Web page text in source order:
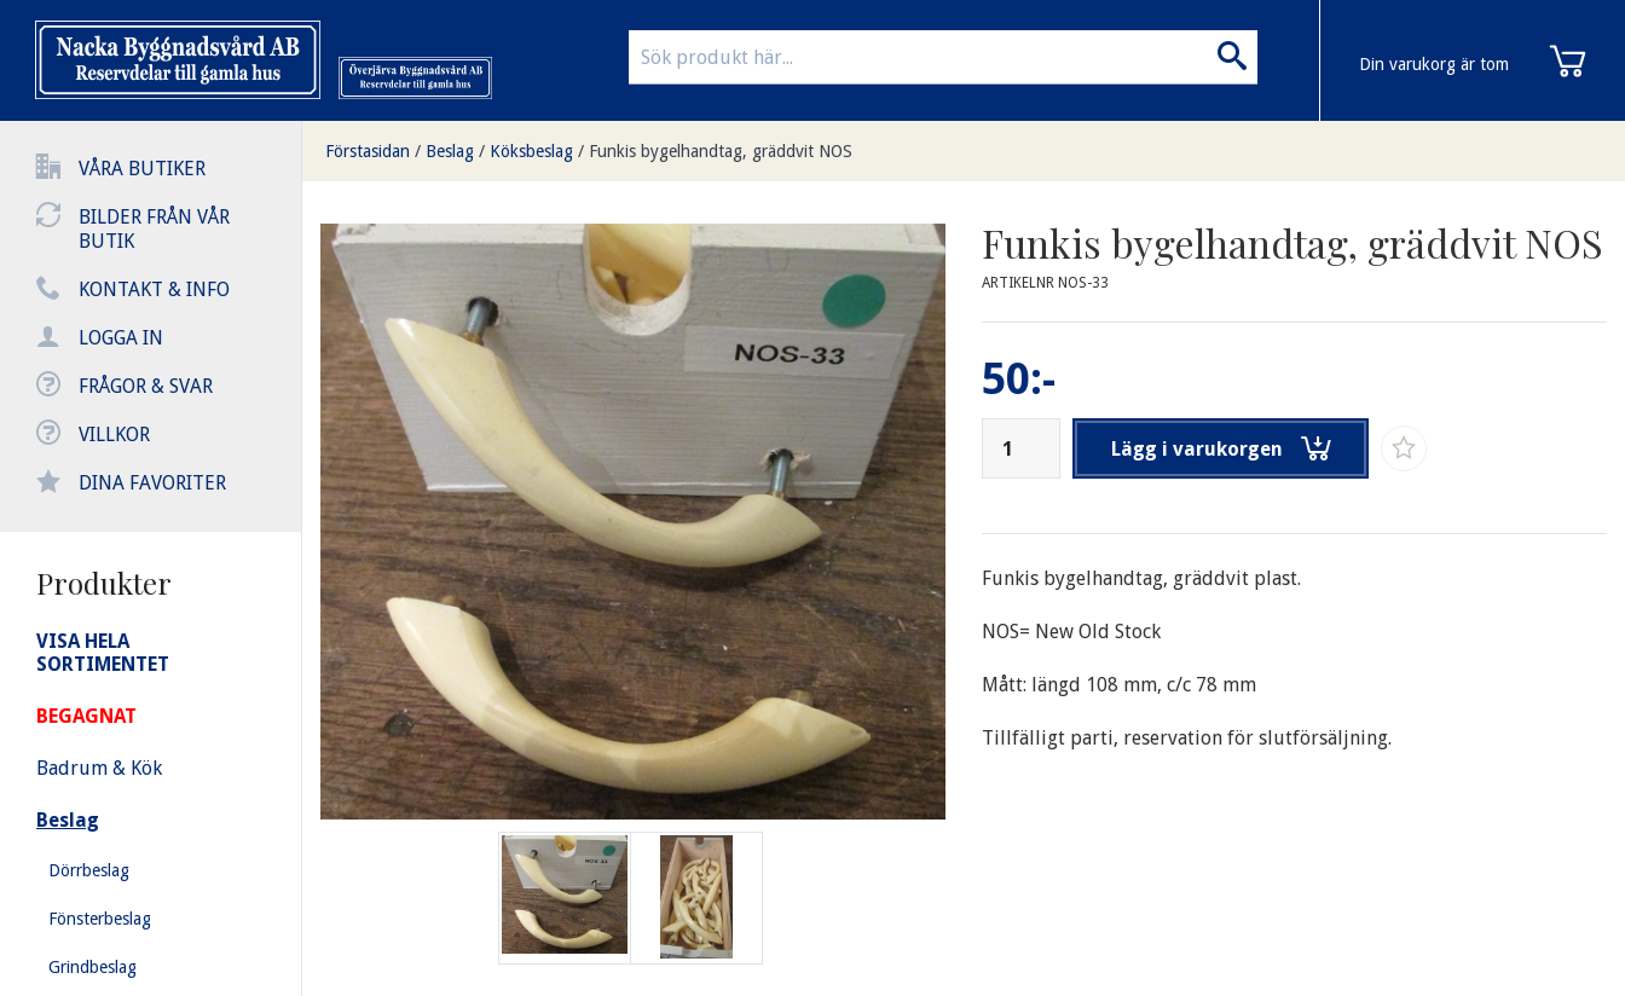
VÅRA BUTIKER
BILDER FRÅN VÅR
BUTIK
KONTAKT & INFO
LOGGA IN
FRÅGOR & SVAR
VILLKOR
DINA FAVORITER
Produkter
VISA HELA
SORTIMENTET
BEGAGNAT
Badrum & Kök
Beslag
Dörrbeslag
Fönsterbeslag
Grindbeslag
Din varukorg är tom
Förstasidan / Beslag / Köksbeslag / Funkis bygelhandtag, gräddvit NOS
Funkis bygelhandtag, gräddvit NOS
ARTIKELNR NOS-33
50:-
Lägg i varukorgen
Funkis bygelhandtag, gräddvit plast.
NOS= New Old Stock
Mått: längd 108 mm, c/c 78 mm
Tillfälligt parti, reservation för slutförsäljning.